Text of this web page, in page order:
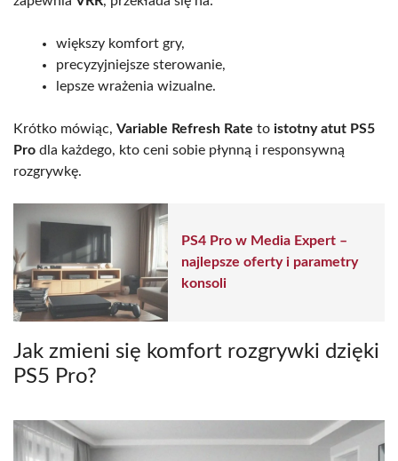
większy komfort gry,
precyzyjniejsze sterowanie,
lepsze wrażenia wizualne.
Krótko mówiąc, Variable Refresh Rate to istotny atut PS5
Pro dla każdego, kto ceni sobie płynną i responsywną
rozgrywkę.
PS4 Pro w Media Expert –
najlepsze oferty i parametry
konsoli
Jak zmieni się komfort rozgrywki dzięki
PS5 Pro?